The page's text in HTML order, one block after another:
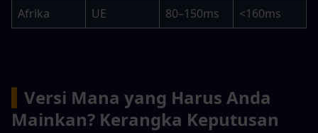
Afrika UE 80–150ms <160ms
Versi Mana yang Harus Anda
Mainkan? Kerangka Keputusan